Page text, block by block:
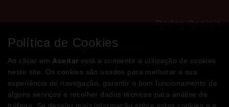
Redes Sociais
Facebook Instagram
Métodos de Pagamento
Política de Cookies
Ao clicar em Aceitar está a consentir a utilização de cookies
neste site. Os cookies são usados para melhorar a sua
experiência de navegação, garantir o bom funcionamento de
alguns serviços e recolher dados técnicos para análise de